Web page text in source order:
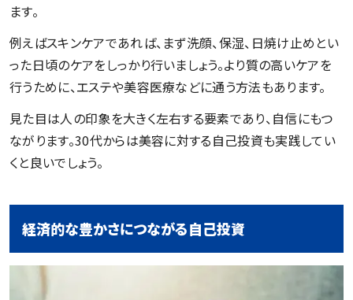
ます。
例えばスキンケアであれば、まず洗顔、保湿、日焼け止めとい
った日頃のケアをしっかり行いましょう。より質の高いケアを
行うために、エステや美容医療などに通う方法もあります。
見た目は人の印象を大きく左右する要素であり、自信にもつ
ながります。30代からは美容に対する自己投資も実践してい
くと良いでしょう。
経済的な豊かさにつながる自己投資